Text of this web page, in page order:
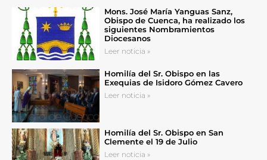
Mons. José María Yanguas Sanz,
Obispo de Cuenca, ha realizado los
siguientes Nombramientos
Diocesanos
Leer noticia »
Homilía del Sr. Obispo en las
Exequias de Isidoro Gómez Cavero
Leer noticia »
Homilía del Sr. Obispo en San
Clemente el 19 de Julio
Leer noticia »